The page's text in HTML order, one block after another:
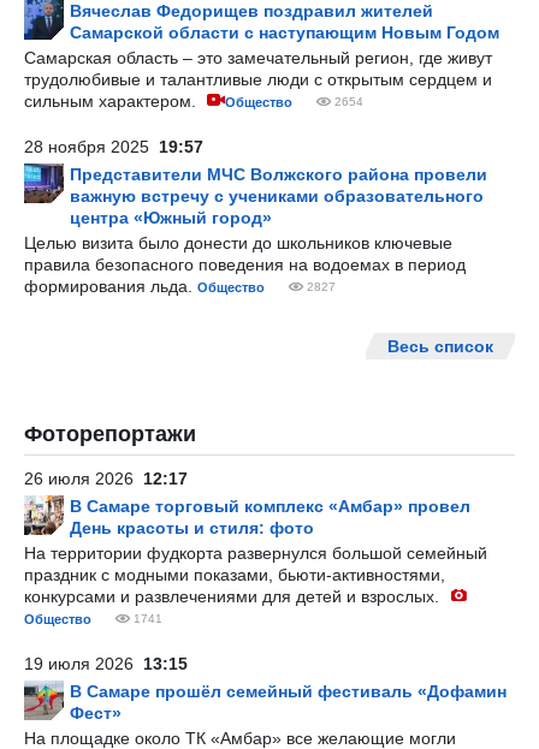
Вячеслав Федорищев поздравил жителей
Самарской области с наступающим Новым Годом
Самарская область – это замечательный регион, где живут
трудолюбивые и талантливые люди с открытым сердцем и
сильным характером.
Общество 2654
28 ноября 2025 19:57
Представители МЧС Волжского района провели
важную встречу с учениками образовательного
центра «Южный город»
Целью визита было донести до школьников ключевые
правила безопасного поведения на водоемах в период
формирования льда.
Общество 2827
Весь список
Фоторепортажи
26 июля 2026 12:17
В Самаре торговый комплекс «Амбар» провел
День красоты и стиля: фото
На территории фудкорта развернулся большой семейный
праздник с модными показами, бьюти-активностями,
конкурсами и развлечениями для детей и взрослых.
Общество 1741
19 июля 2026 13:15
В Самаре прошёл семейный фестиваль «Дофамин
Фест»
На площадке около ТК «Амбар» все желающие могли